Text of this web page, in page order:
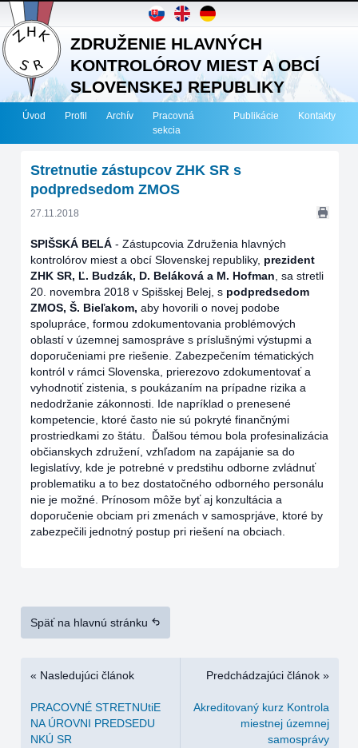
ZDRUŽENIE HLAVNÝCH
KONTROLÓROV MIEST A OBCÍ
SLOVENSKEJ REPUBLIKY
Úvod Profil Archív
Pracovná
sekcia
Publikácie Kontakty
Stretnutie zástupcov ZHK SR s
podpredsedom ZMOS
27.11.2018
SPIŠSKÁ BELÁ - Zástupcovia Združenia hlavných
kontrolórov miest a obcí Slovenskej republiky, prezident
ZHK SR, Ľ. Budzák, D. Beláková a M. Hofman , sa stretli
20. novembra 2018 v Spišskej Belej, s podpredsedom
ZMOS, Š. Bieľakom, aby hovorili o novej podobe
spolupráce, formou zdokumentovania problémových
oblastí v územnej samospráve s príslušnými výstupmi a
doporučeniami pre riešenie. Zabezpečením tématických
kontról v rámci Slovenska, prierezovo zdokumentovať a
vyhodnotiť zistenia, s poukázaním na prípadne rizika a
nedodržanie zákonnosti. Ide napríklad o prenesené
kompetencie, ktoré často nie sú pokryté finančnými
prostriedkami zo štátu. Ďalšou témou bola profesinalizácia
občianskych združení, vzhľadom na zapájanie sa do
legislatívy, kde je potrebné v predstihu odborne zvládnuť
problematiku a to bez dostatočného odborného personálu
nie je možné. Prínosom môže byť aj konzultácia a
doporučenie obciam pri zmenách v samosprjáve, ktoré by
zabezpečili jednotný postup pri riešení na obciach.
Späť na hlavnú stránku
« Nasledujúci článok
PRACOVNÉ STRETNUtiE
NA ÚROVNI PREDSEDU
NKÚ SR
Predchádzajúci článok »
Akreditovaný kurz Kontrola
miestnej územnej
samosprávy